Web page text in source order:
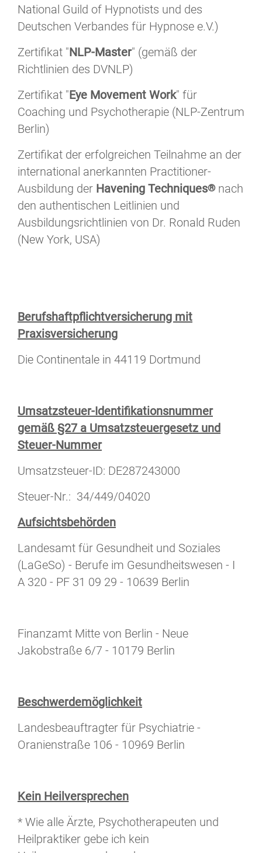
National Guild of Hypnotists und des
Deutschen Verbandes für Hypnose e.V.)
Zertifikat "NLP-Master" (gemäß der
Richtlinien des DVNLP)
Zertifikat "Eye Movement Work" für
Coaching und Psychotherapie (NLP-Zentrum
Berlin)
Zertifikat der erfolgreichen Teilnahme an der
international anerkannten Practitioner-
Ausbildung der Havening Techniques®nach
den authentischen Leitlinien und
Ausbildungsrichtlinien von Dr. Ronald Ruden
(New York, USA)
Berufshaftpflichtversicherung mit
Praxisversicherung
Die Continentale in 44119 Dortmund
Umsatzsteuer-Identifikationsnummer
gemäß §27 a Umsatzsteuergesetz und
Steuer-Nummer
Umsatzsteuer-ID: DE287243000
Steuer-Nr.: 34/449/04020
Aufsichtsbehörden
Landesamt für Gesundheit und Soziales
(LaGeSo) - Berufe im Gesundheitswesen - I
A 320 - PF 31 09 29 - 10639 Berlin
Finanzamt Mitte von Berlin - Neue
Jakobstraße 6/7 - 10179 Berlin
Beschwerdemöglichkeit
Landesbeauftragter für Psychiatrie -
Oranienstraße 106 - 10969 Berlin
Kein Heilversprechen
* Wie alle Ärzte, Psychotherapeuten und
Heilpraktiker gebe ich kein